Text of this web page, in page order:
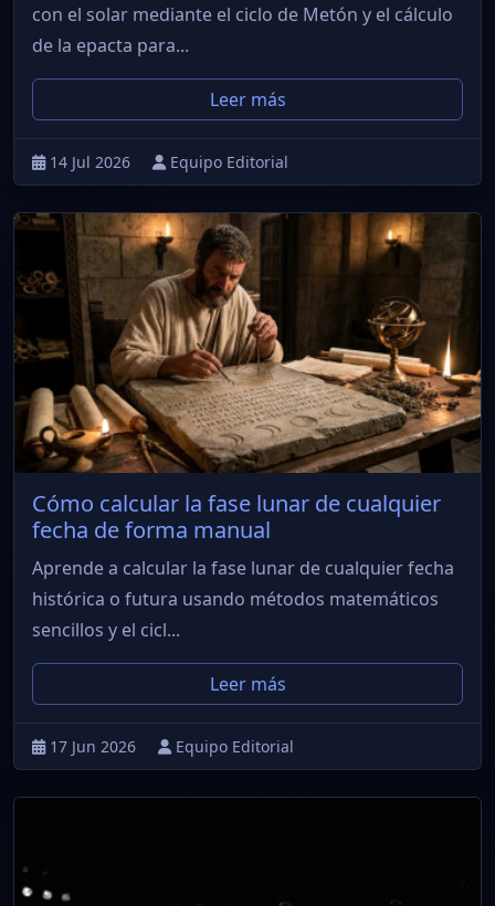
con el solar mediante el ciclo de Metón y el cálculo
de la epacta para...
Leer más
14 Jul 2026 Equipo Editorial
Cómo calcular la fase lunar de cualquier
fecha de forma manual
Aprende a calcular la fase lunar de cualquier fecha
histórica o futura usando métodos matemáticos
sencillos y el cicl...
Leer más
17 Jun 2026 Equipo Editorial